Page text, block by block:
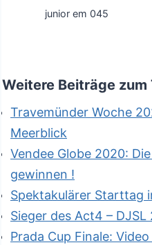
junior em 045
Weitere Beiträge zum
Travemünder Woche
Meerblick
Vendee Globe 2020:
gewinnen !
Spektakulärer Starttag
Sieger des Act4 –
Prada Cup Finale: